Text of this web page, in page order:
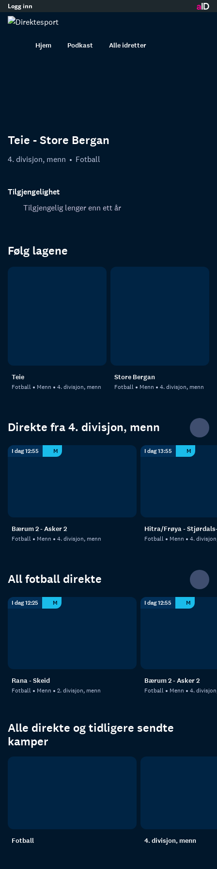
innhold
Logg inn
Hjem Podkast Alle idretter
Teie - Store Bergan
4. divisjon, menn Fotball
Tilgjengelighet
Tilgjengelig lenger enn ett år
Følg lagene
Teie
Fotball Menn 4. divisjon, menn
Store Bergan
Fotball Menn 4. divisjon, menn
Direkte fra 4. divisjon, menn
I dag 12:55 M
Bærum 2 - Asker 2
Fotball Menn 4. divisjon, menn
I dag 13:55 M
Hitra/Frøya -
Fotball Menn 4.
All fotball direkte
I dag 12:25 M
Rana - Skeid
Fotball Menn 2. divisjon, menn
I dag 12:55 M
Bærum 2 - Asker 2
Fotball Menn 4.
Alle direkte og tidligere sendte
kamper
Fotball 4. divisjon, menn